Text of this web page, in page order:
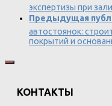
экспертизы при
Предыдущая
автостоянок:
покрытий и
КОНТАКТЫ